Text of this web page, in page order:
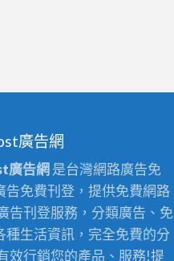
廣告網
廣告網 是台灣網路廣告免
告免費刊登，提供免費網路
告刊登服務，分類廣告、免
種生活資訊，完全免費的分
效行銷您的產品、服務!提